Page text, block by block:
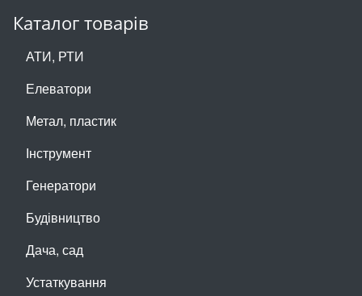
Каталог товарів
АТИ, РТИ
Елеватори
Метал, пластик
Інструмент
Генератори
Будівництво
Дача, сад
Устаткування